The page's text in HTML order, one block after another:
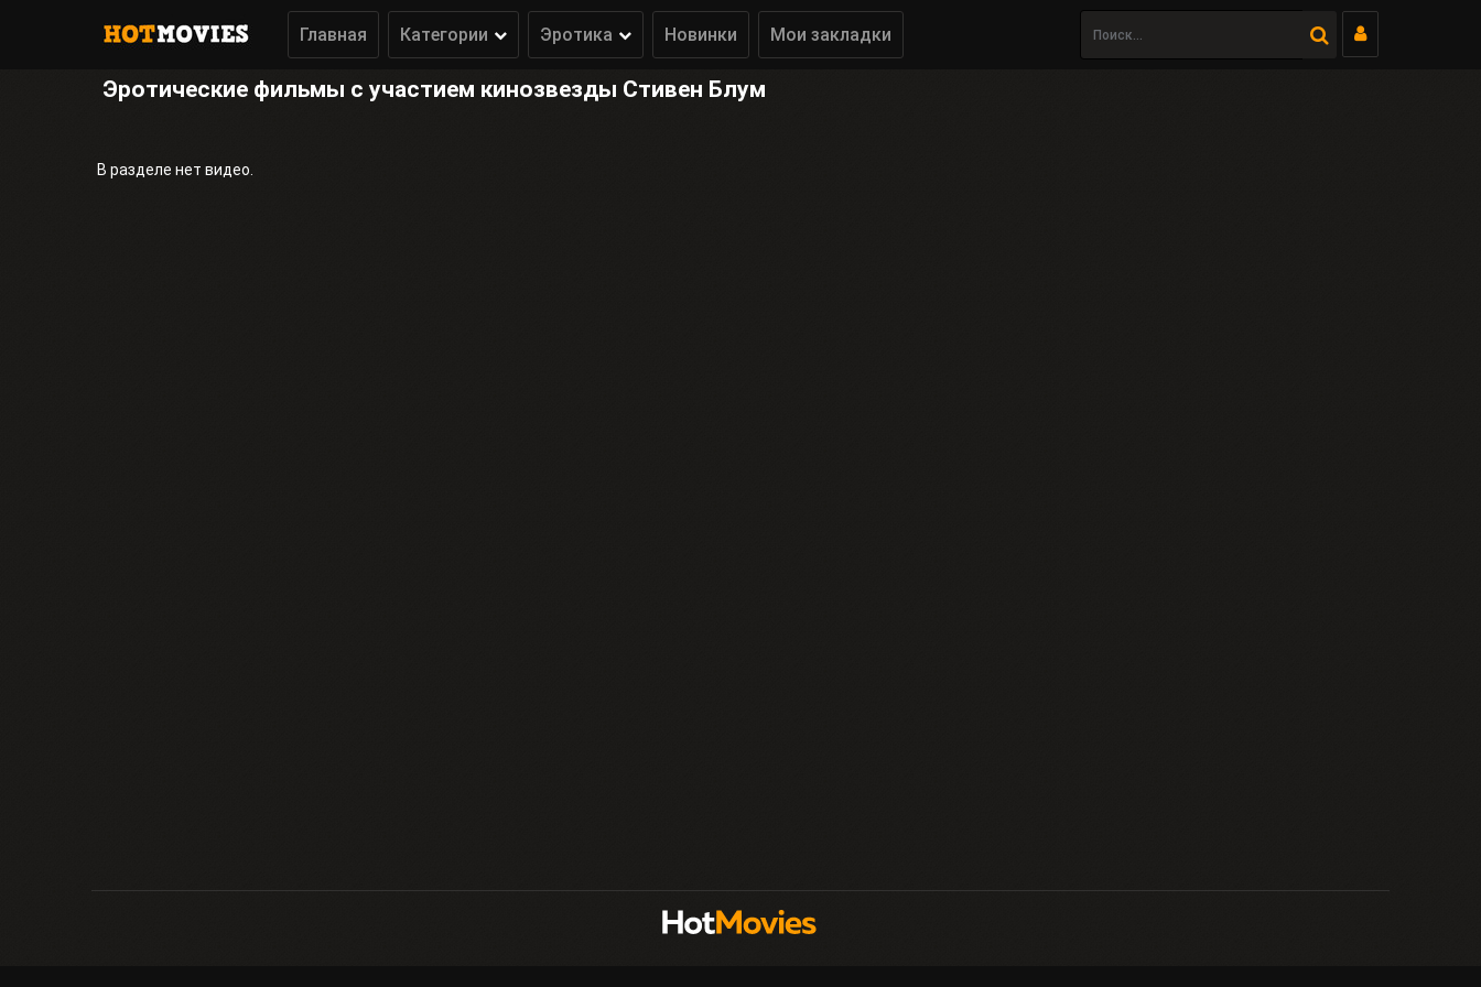
Главная Категории Эротика Новинки Мои закладки
Эротические фильмы с участием кинозвезды Стивен Блум
В разделе нет видео.